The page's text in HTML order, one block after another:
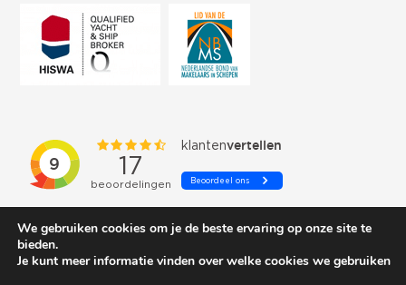
We gebruiken cookies om je de beste ervaring op onze site te
bieden.
Je kunt meer informatie vinden over welke cookies we gebruiken